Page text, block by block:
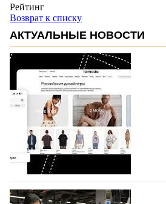
Рейтинг
Возврат к списку
АКТУАЛЬНЫЕ НОВОСТИ
На платформе Lamoda -